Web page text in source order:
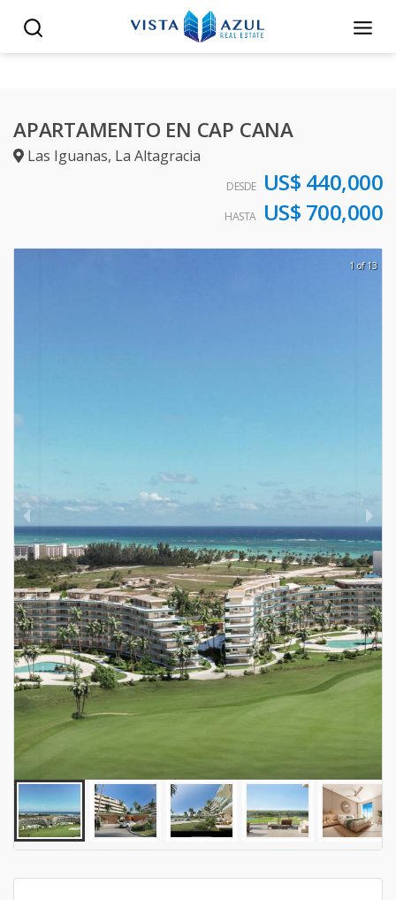
APARTAMENTO EN CAP CANA
Las Iguanas, La Altagracia
DESDE US$ 440,000
HASTA US$ 700,000
1 of 13